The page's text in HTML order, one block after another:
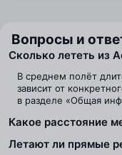
Вопросы и
Сколько лететь из
В среднем полёт
зависит от
в разделе «Общая
Какое расстояние
Летают ли прямые